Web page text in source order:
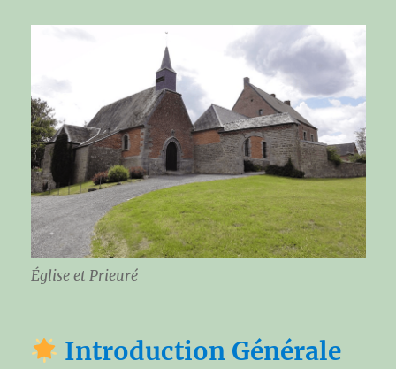
Église et Prieuré
Introduction Générale